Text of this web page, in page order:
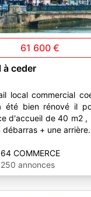
61 600 €
à ceder
d'accueil de 40 m2 ,
+ une
64 COMMERCE
250 annonces